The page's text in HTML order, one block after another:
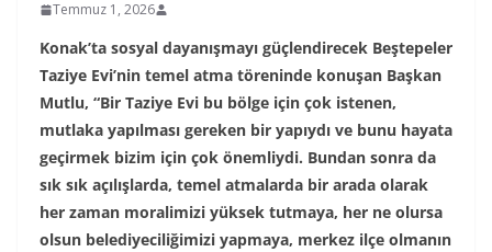
Temmuz 1, 2026
Konak’ta sosyal dayanışmayı güçlendirecek Beştepeler
Taziye Evi’nin temel atma töreninde konuşan Başkan
Mutlu, “Bir Taziye Evi bu bölge için çok istenen,
mutlaka yapılması gereken bir yapıydı ve bunu hayata
geçirmek bizim için çok önemliydi. Bundan sonra da
sık sık açılışlarda, temel atmalarda bir arada olarak
her zaman moralimizi yüksek tutmaya, her ne olursa
olsun belediyeciliğimizi yapmaya, merkez ilçe olmanın